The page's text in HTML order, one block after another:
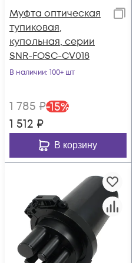
Муфта оптическая
тупиковая,
купольная, серии
SNR-FOSC-CV018
В наличии: 100+ шт
1 785 ₽-15%
1 512 ₽
В корзину